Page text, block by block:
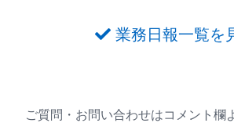
業務日報一覧を
ご質問・お問い合わせはコメント欄